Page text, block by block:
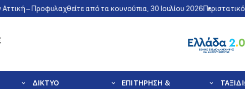
– Προφυλαχθείτε από τα κουνούπια, 30 Ιουλίου 2026Περιστατικό
ΔΙΚΤΥΟ
ΕΠΙΤΗΡΗΣΗ &